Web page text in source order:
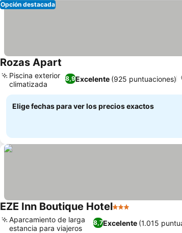
Opción destacada
Rozas Apart
8,9Excelente (925 puntuaciones)
Piscina exterior
climatizada
Elige fechas para ver los precios exactos
EZE Inn Boutique Hotel3 Estrellas
8,7Excelente (1.015
Aparcamiento de larga
estancia para viajeros